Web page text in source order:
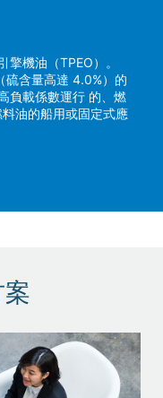
機油（TPEO）。
硫含量高達 4.0%）的
負載係數運行 的、燃
油的船用或固定式應